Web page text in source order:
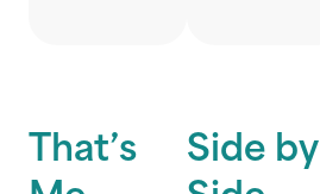
That’s
Side by